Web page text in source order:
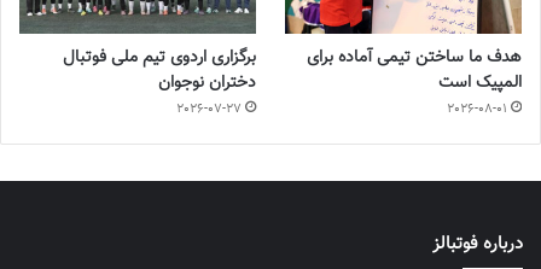
هدف ما ساختن تیمی آماده برای
المپیک است
2026-08-01
برگزاری اردوی تیم ملی فوتبال
دختران نوجوان
2026-07-27
درباره فوتبالز